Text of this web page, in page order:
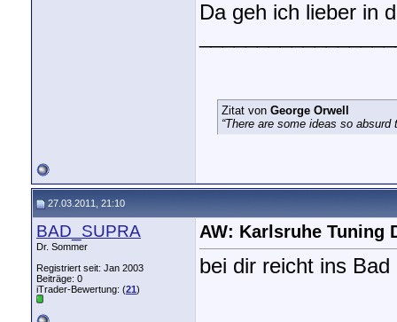
Da geh ich lieber in
Zitat von George Orwell
“There are some ideas so
27.03.2011, 21:10
BAD_SUPRA
Dr. Sommer
Registriert seit: Jan 2003
Beiträge: 0
iTrader-Bewertung: (21)
AW: Karlsruhe Tuning
bei dir reicht ins